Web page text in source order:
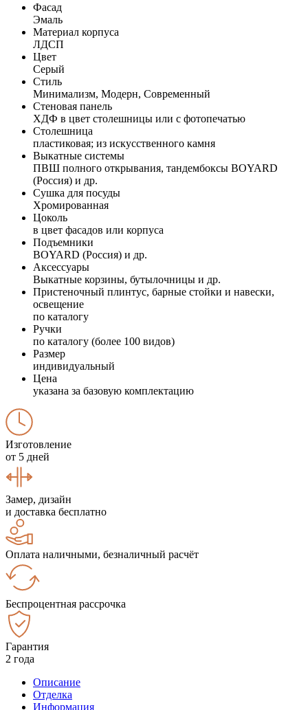
Фасад
Эмаль
Материал корпуса
ЛДСП
Цвет
Серый
Стиль
Минимализм, Модерн, Современный
Стеновая панель
ХДФ в цвет столешницы или с фотопечатью
Столешница
пластиковая; из искусственного камня
Выкатные системы
ПВШ полного открывания, тандембоксы BOYARD
(Россия) и др.
Сушка для посуды
Хромированная
Цоколь
в цвет фасадов или корпуса
Подъемники
BOYARD (Россия) и др.
Аксессуары
Выкатные корзины, бутылочницы и др.
Пристеночный плинтус, барные стойки и навески,
освещение
по каталогу
Ручки
по каталогу (более 100 видов)
Размер
индивидуальный
Цена
указана за базовую комплектацию
Изготовление
от 5 дней
Замер, дизайн
и доставка бесплатно
Оплата наличными, безналичный расчёт
Беспроцентная рассрочка
Гарантия
2 года
Описание
Отделка
Информация